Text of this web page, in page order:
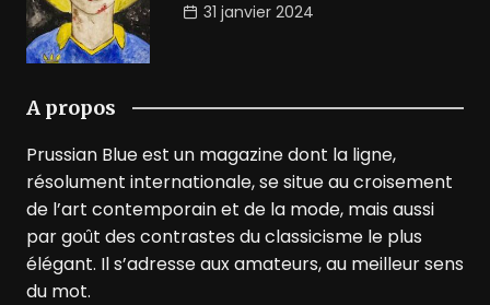
31 janvier 2024
A propos
Prussian Blue est un magazine dont la ligne,
résolument internationale, se situe au croisement
de l’art contemporain et de la mode, mais aussi
par goût des contrastes du classicisme le plus
élégant. Il s’adresse aux amateurs, au meilleur sens
du mot.